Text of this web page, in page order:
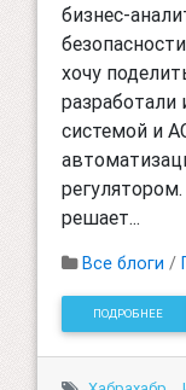
бизнес-
хочу
системой и
решает...
Все блоги /
ПОДРОБНЕЕ